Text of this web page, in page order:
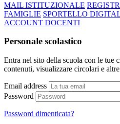
MAIL ISTITUZIONALE
FAMIGLIE SPORTELLO
ACCOUNT DOCENTI
Personale scolastico
Entra nel sito della scuola con le tue
contenuti, visualizzare circolari e
Email address
Password
Password dimenticata?